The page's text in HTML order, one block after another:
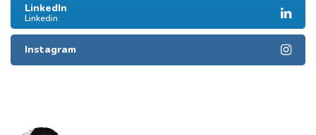
LinkedIn
Linkedin
Instagram